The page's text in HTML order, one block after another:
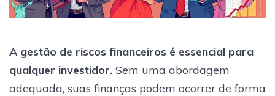
A gestão de riscos financeiros é essencial para
qualquer investidor. Sem uma abordagem
adequada, suas finanças podem ocorrer de forma